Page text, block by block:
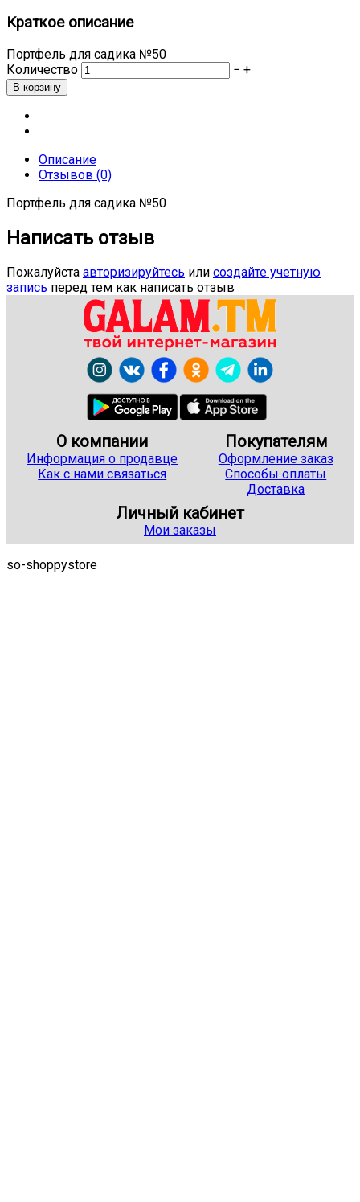
Краткое описание
Портфель для садика №50
Количество
− +
Описание
Отзывов (0)
Портфель для садика №50
Написать отзыв
Пожалуйста авторизируйтесь или создайте учетную
запись перед тем как написать отзыв
О компании
Информация о продавце
Как с нами связаться
Покупателям
Оформление заказ
Способы оплаты
Доставка
Личный кабинет
Мои заказы
so-shoppystore